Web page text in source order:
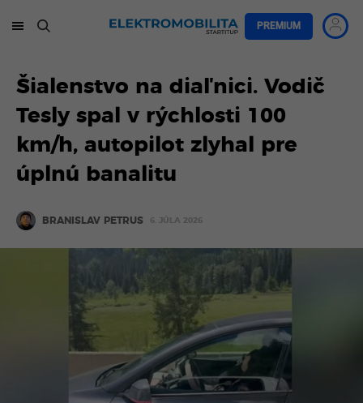
PREMIUM
Šialenstvo na diaľnici. Vodič
Tesly spal v rýchlosti 100
km/h, autopilot zlyhal pre
úplnú banalitu
BRANISLAV PETRUS 6. JÚLA 2026